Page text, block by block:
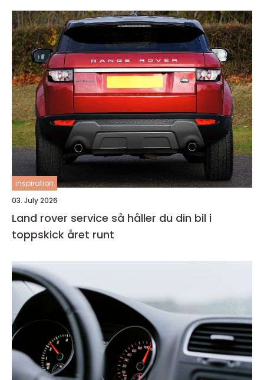
inspiration
03. July 2026
Land rover service så håller du din bil i
toppskick året runt